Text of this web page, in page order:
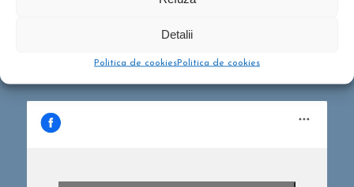
Detalii
Politica de cookiesPolitica de cookies